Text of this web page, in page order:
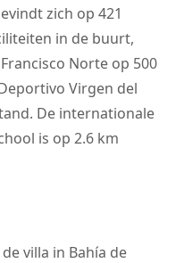
zich op 421
in de buurt,
Norte op 500
Virgen del
De internationale
is op 2.6 km
villa in Bahía de